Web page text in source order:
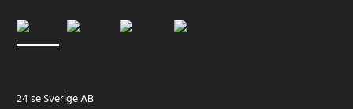
24 se Sverige AB